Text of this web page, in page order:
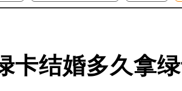
卡结婚多久拿